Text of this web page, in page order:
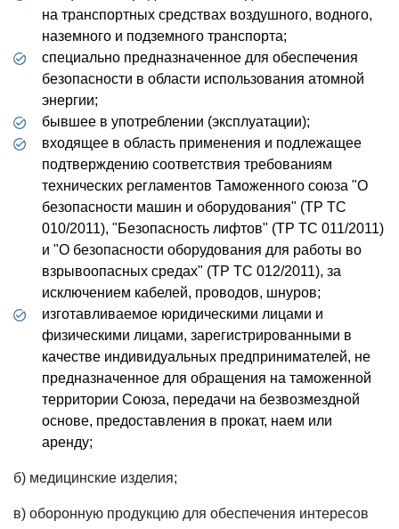
на транспортных средствах воздушного, водного,
наземного и подземного транспорта;
специально предназначенное для обеспечения
безопасности в области использования атомной
энергии;
бывшее в употреблении (эксплуатации);
входящее в область применения и подлежащее
подтверждению соответствия требованиям
технических регламентов Таможенного союза "О
безопасности машин и оборудования" (ТР ТС
010/2011), "Безопасность лифтов" (ТР ТС 011/2011)
и "О безопасности оборудования для работы во
взрывоопасных средах" (ТР ТС 012/2011), за
исключением кабелей, проводов, шнуров;
изготавливаемое юридическими лицами и
физическими лицами, зарегистрированными в
качестве индивидуальных предпринимателей, не
предназначенное для обращения на таможенной
территории Союза, передачи на безвозмездной
основе, предоставления в прокат, наем или
аренду;
б) медицинские изделия;
в) оборонную продукцию для обеспечения интересов